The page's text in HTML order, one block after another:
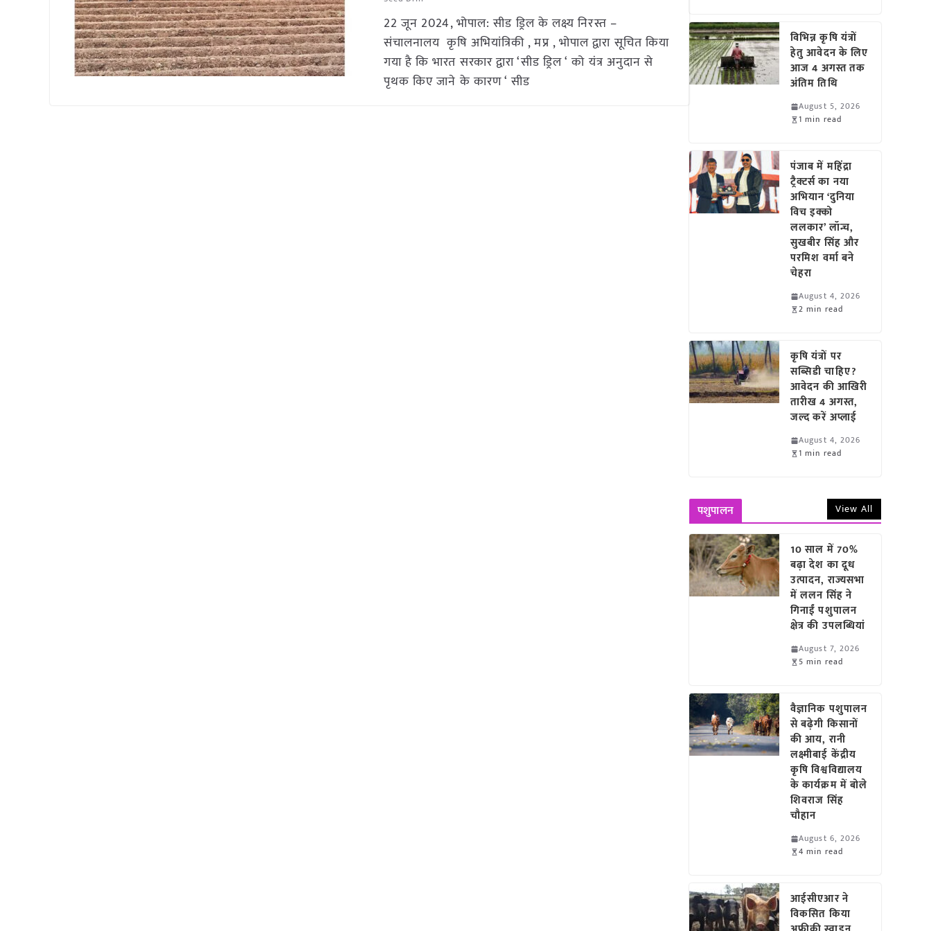
22 जून 2024, भोपाल: सीड ड्रिल के लक्ष्य निरस्त –
संचालनालय कृषि अभियांत्रिकी , मप्र , भोपाल द्वारा सूचित किया
गया है कि भारत सरकार द्वारा ‘सीड ड्रिल ‘ को यंत्र अनुदान से
पृथक किए जाने के कारण ‘ सीड
विभिन्न कृषि यंत्रों
हेतु आवेदन के लिए
आज 4 अगस्त तक
अंतिम तिथि
August 5, 2026
1 min read
पंजाब में महिंद्रा
ट्रैक्टर्स का नया
अभियान ‘दुनिया
विच इक्को
ललकार’ लॉन्च,
सुखबीर सिंह और
परमिश वर्मा बने
चेहरा
August 4, 2026
2 min read
कृषि यंत्रों पर
सब्सिडी चाहिए?
आवेदन की आखिरी
तारीख 4 अगस्त,
जल्द करें अप्लाई
August 4, 2026
1 min read
पशुपालन View All
10 साल में 70%
बढ़ा देश का दूध
उत्पादन, राज्यसभा
में ललन सिंह ने
गिनाईं पशुपालन
क्षेत्र की उपलब्धियां
August 7, 2026
5 min read
वैज्ञानिक पशुपालन
से बढ़ेगी किसानों
की आय, रानी
लक्ष्मीबाई केंद्रीय
कृषि विश्वविद्यालय
के कार्यक्रम में बोले
शिवराज सिंह
चौहान
August 6, 2026
4 min read
आईसीएआर ने
विकसित किया